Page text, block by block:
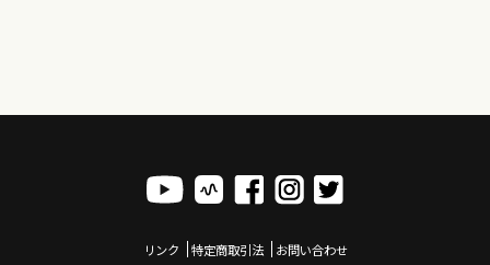
リンク 特定商取引法 お問い合わせ